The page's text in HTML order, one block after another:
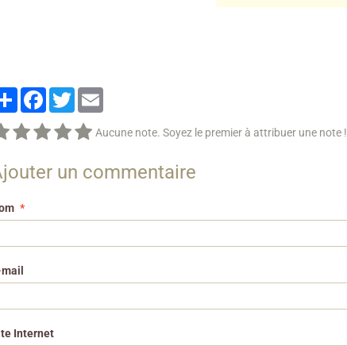
PartagerFacebook
Twitter
Aucune note. Soyez le premier à attribuer une note !
un commentaire
Internet